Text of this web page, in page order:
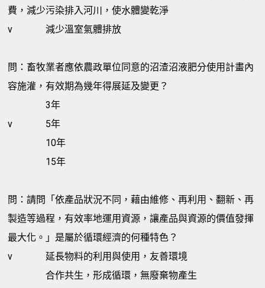
費，減少污染排入河川，使水體變乾淨
v
減少溫室氣體排放
問：畜牧業者應依農政單位同意的沼渣沼液肥分使用計畫內
容施灌，有效期為幾年得展延及變更？
3年
v
5年
10年
15年
問：請問「依產品狀況不同，藉由維修、再利用、翻新、再
製造等過程，有效率地運用資源，讓產品與資源的價值發揮
最大化。」是屬於循環經濟的何種特色？
v
延長物料的利用與使用，友善環境
合作共生，形成循環，無廢棄物產生